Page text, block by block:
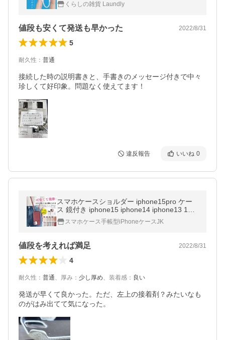
くらしの雑貨 Laundly
値段も安くて発送も早かった 2022/8/31
5
耐久性 ： 普通
接続した時の説明書きと、手書きのメッセージ付きで中々
珍しくて好印象。問題なく使えてます！
違反報告 いいね 0
スマホケースショルダー iphone15pro ケー
ス 鏡付き iphone15 iphone14 iphone13 13pr
o ケース 背面手帳 カード入れ iphone12 12p
ro おしゃれ 肩掛け iphone SE3
スマホケース手帳型iPhoneケースJK
値段を考えれば満足 2022/8/31
4
耐久性 ： 普通、 厚み ： 少し厚め、 装着感 ： 良い
発送が早くて良かった。ただ、左上の接着剤？みたいなも
のがはみ出てて気になった。